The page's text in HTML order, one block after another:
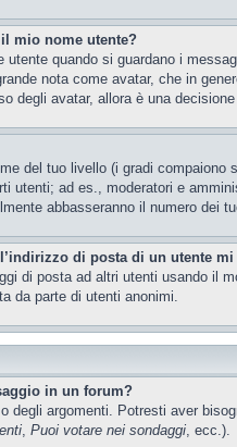
mio nome utente?
quando si guardano i
nota come avatar, che in
degli avatar, allora è una
del tuo livello (i gradi
utenti; ad es., moderatori e
abbasseranno il numero dei
di posta di un utente
di posta ad altri utenti usando il
da parte di utenti anonimi.
in un forum?
degli argomenti. Potresti aver
, Puoi votare nei sondaggi, ecc.).